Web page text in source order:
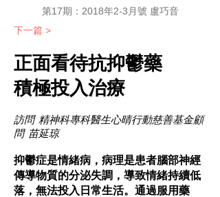
第17期：2018年2-3月號 盧巧音
下一篇 >
正面看待抗抑鬱藥
積極投入治療
訪問 精神科專科醫生心晴行動慈善基金顧
問 苗延琼
抑鬱症是情緒病，病理是患者腦部神經
傳導物質的分泌失調，導致情緒持續低
落，無法投入日常生活。通過服用藥